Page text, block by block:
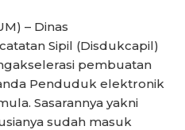
– Dinas
Sipil (Disdukcapil)
pembuatan
Penduduk elektronik
Sasarannya yakni
sudah masuk